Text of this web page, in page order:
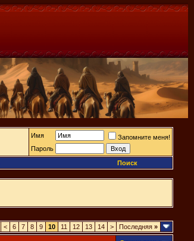
Имя
Запомните меня!
Пароль
Поиск
< 6 7 8 9 10 11 12 13 14 > Последняя »